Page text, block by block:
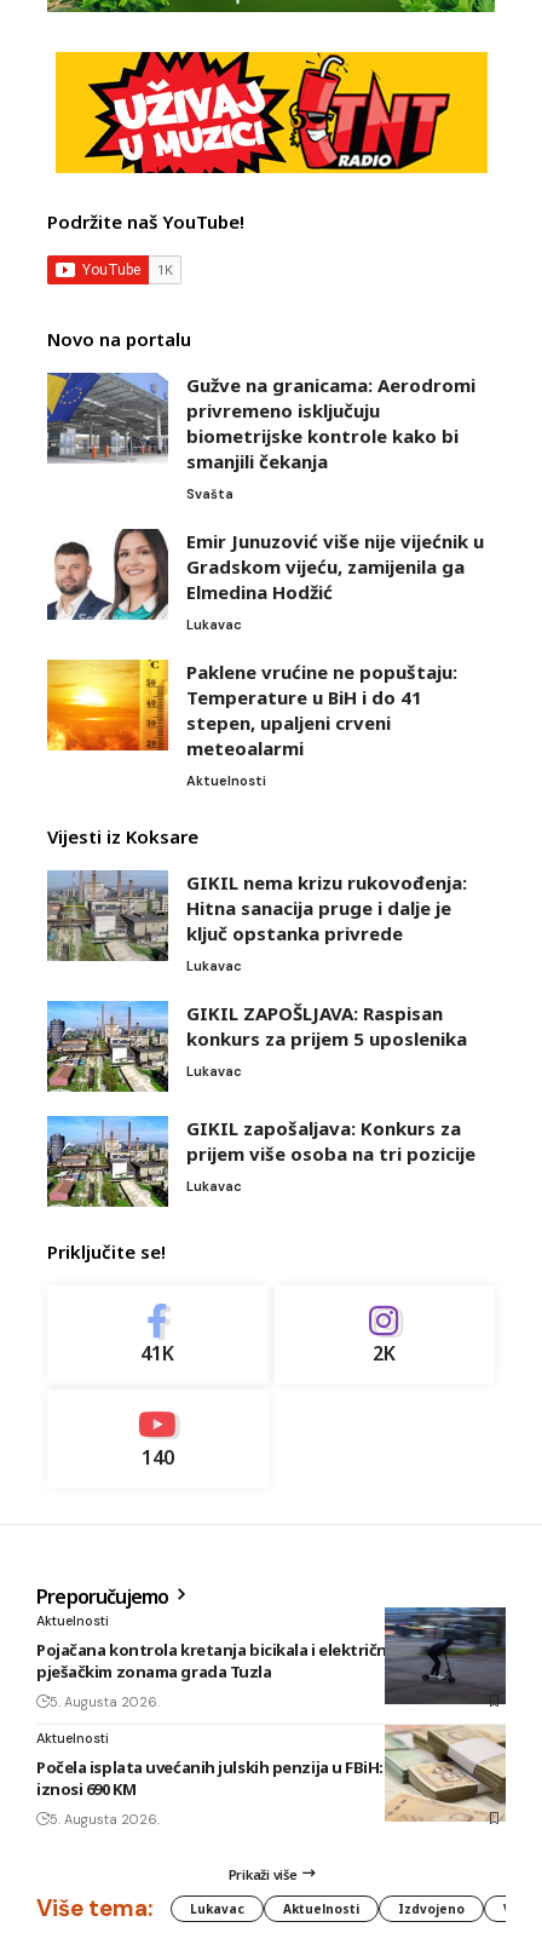
Podržite naš YouTube!
Novo na portalu
Gužve na granicama: Aerodromi
privremeno isključuju
biometrijske kontrole kako bi
smanjili čekanja
Svašta
Emir Junuzović više nije vijećnik u
Gradskom vijeću, zamijenila ga
Elmedina Hodžić
Lukavac
Paklene vrućine ne popuštaju:
Temperature u BiH i do 41
stepen, upaljeni crveni
meteoalarmi
Aktuelnosti
Vijesti iz Koksare
GIKIL nema krizu rukovođenja:
Hitna sanacija pruge i dalje je
ključ opstanka privrede
Lukavac
GIKIL ZAPOŠLJAVA: Raspisan
konkurs za prijem 5 uposlenika
Lukavac
GIKIL zapošaljava: Konkurs za
prijem više osoba na tri pozicije
Lukavac
Priključite se!
41K 2K
140
Preporučujemo
Aktuelnosti
Pojačana kontrola kretanja bicikala i električnih romobila u
pješačkim zonama grada Tuzla
5. Augusta 2026.
Aktuelnosti
Počela isplata uvećanih julskih penzija u FBiH: Najniža sada
iznosi 690 KM
5. Augusta 2026.
Prikaži više
Više tema: Lukavac Aktuelnosti Izdvojeno